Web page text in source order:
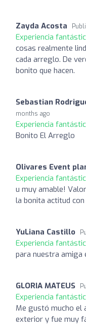
Zayda Acosta
Experiencia
cosas realmente
cada arreglo. De
bonito que hacen.
Sebastian
months ago
Experiencia
Bonito El Arreglo
Olivares Event
Experiencia
u muy amable!
la bonita actitud
YuLiana Castillo
Experiencia
para nuestra amiga
GLORIA MATEUS
Experiencia
Me gustó mucho el
exterior y fue muy